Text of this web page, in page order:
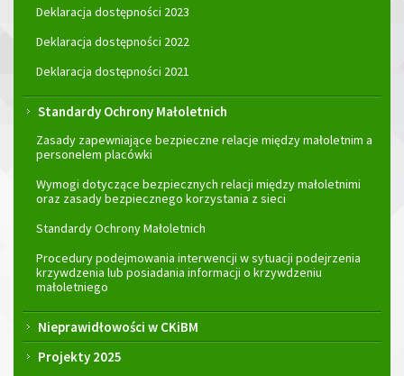
Deklaracja dostępności 2023
Deklaracja dostępności 2022
Deklaracja dostępności 2021
Standardy Ochrony Małoletnich
Zasady zapewniające bezpieczne relacje między małoletnim a
personelem placówki
Wymogi dotyczące bezpiecznych relacji między małoletnimi
oraz zasady bezpiecznego korzystania z sieci
Standardy Ochrony Małoletnich
Procedury podejmowania interwencji w sytuacji podejrzenia
krzywdzenia lub posiadania informacji o krzywdzeniu
małoletniego
Nieprawidłowości w CKiBM
Projekty 2025